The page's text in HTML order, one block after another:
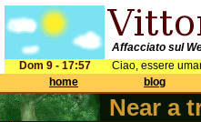
Affacciato sul
Dom 9 - 17:57
Ciao, essere
home
blog
Near a